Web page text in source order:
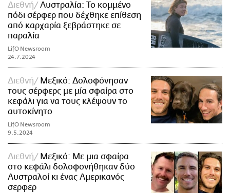
Διεθνή
Αυστραλία: Το κομμένο
πόδι σέρφερ που δέχθηκε επίθεση
από καρχαρία ξεβράστηκε σε
παραλία
LifO Newsroom
24.7.2024
Διεθνή
Μεξικό: Δολοφόνησαν
τους σέρφερς με μία σφαίρα στο
κεφάλι για να τους κλέψουν το
αυτοκίνητο
LifO Newsroom
9.5.2024
Διεθνή
Μεξικό: Με μια σφαίρα
στο κεφάλι δολοφονήθηκαν δύο
Αυστραλοί κι ένας Αμερικανός
σερφερ